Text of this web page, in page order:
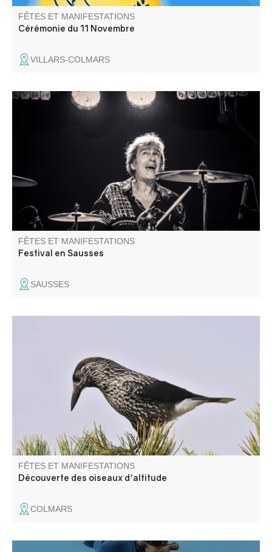
FÊTES ET MANIFESTATIONS
Cérémonie du 11 Novembre
VILLARS-COLMARS
Du tango argentin on passe au blues, du classique au
qualité et en rencontres humaines. Des artistes
internationaux, nationaux ou locaux disponibles pour des
moments de partage inoubliables.
FÊTES ET MANIFESTATIONS
Festival en Sausses
SAUSSES
FÊTES ET MANIFESTATIONS
Découverte des oiseaux d'altitude
COLMARS